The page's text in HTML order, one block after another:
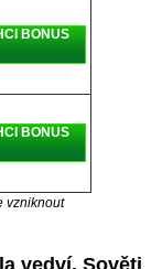
BONUS
BONUS
vzniknout
vedví, Sověti